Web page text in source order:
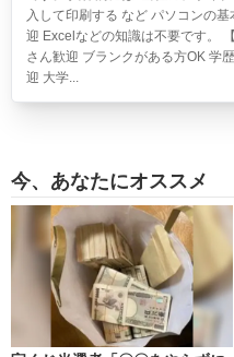
入して印刷する など パソコンの
迎 Excelなどの知識は不要です。
さん歓迎 ブランクがある方OK 学
迎 大学...
今、あなたにオススメ